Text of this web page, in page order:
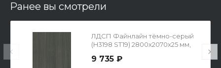
Ранее вы смотрели
ЛДСП Файнлайн тёмно-серый
(H3198 ST19) 2800x2070x25 мм,
9 735 ₽